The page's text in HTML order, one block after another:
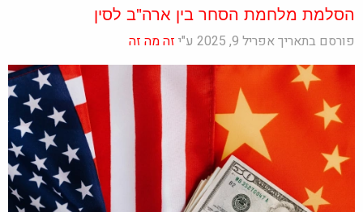
הסלמת מלחמת הסחר בין ארה"ב לסין
פורסם בתאריך אפריל 9, 2025 ע"י זה מה זה